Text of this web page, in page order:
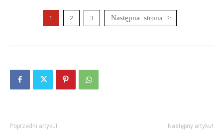
1 2 3
Poprzedni artykuł Następny artykuł